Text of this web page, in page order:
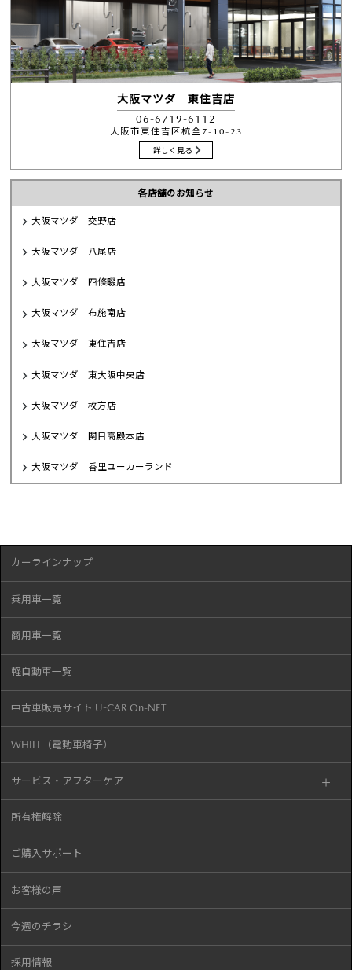
大阪マツダ 東住吉店
06-6719-6112
大阪市東住吉区杭全7-10-23
詳しく見る
各店舗のお知らせ
大阪マツダ 交野店
大阪マツダ 八尾店
大阪マツダ 四條畷店
大阪マツダ 布施南店
大阪マツダ 東住吉店
大阪マツダ 東大阪中央店
大阪マツダ 枚方店
大阪マツダ 関目高殿本店
大阪マツダ 香里ユーカーランド
カーラインナップ
乗用車一覧
商用車一覧
軽自動車一覧
中古車販売サイト U-CAR On-NET
WHILL（電動車椅子）
サービス・アフターケア
所有権解除
ご購入サポート
お客様の声
今週のチラシ
採用情報